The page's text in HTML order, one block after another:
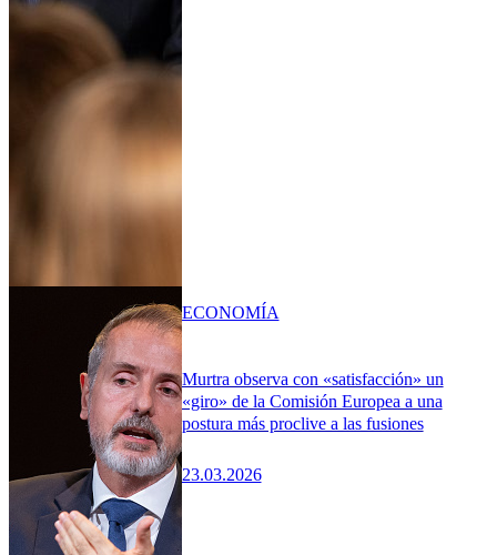
Murtra observa con «satisfacción» un
«giro» de la Comisión Europea a una
postura más proclive a las fusiones
23.03.2026
ECONOMÍA